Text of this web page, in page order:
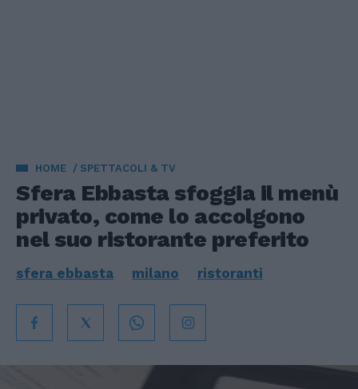
HOME SPETTACOLI & TV
Sfera Ebbasta sfoggia il menù
privato, come lo accolgono
nel suo ristorante preferito
sfera ebbasta milano ristoranti